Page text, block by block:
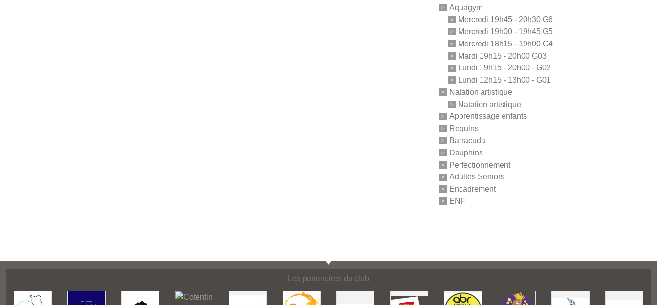
Aquagym
Mercredi 19h45 - 20h30 G6
Mercredi 19h00 - 19h45 G5
Mercredi 18h15 - 19h00 G4
Mardi 19h15 - 20h00 G03
Lundi 19h15 - 20h00 - G02
Lundi 12h15 - 13h00 - G01
Natation artistique
Natation artistique
Apprentissage enfants
Requins
Barracuda
Dauphins
Perfectionnement
Adultes Seniors
Encadrement
ENF
Les partenaires du club